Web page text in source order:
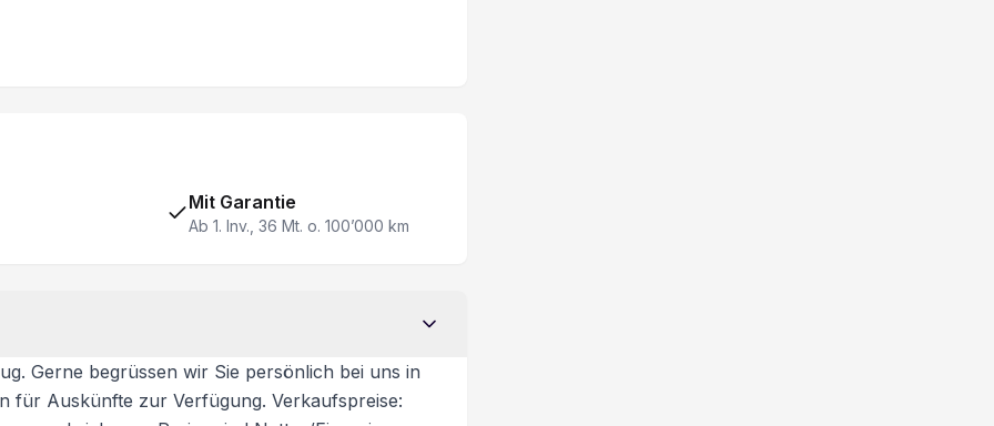
Mit Garantie
Ab 1. Inv., 36 Mt. o. 100’000 km
Gerne begrüssen wir Sie persönlich bei uns in
für Auskünfte zur Verfügung. Verkaufspreise: